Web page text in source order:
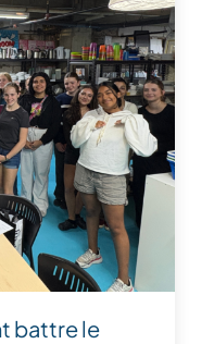
battre le